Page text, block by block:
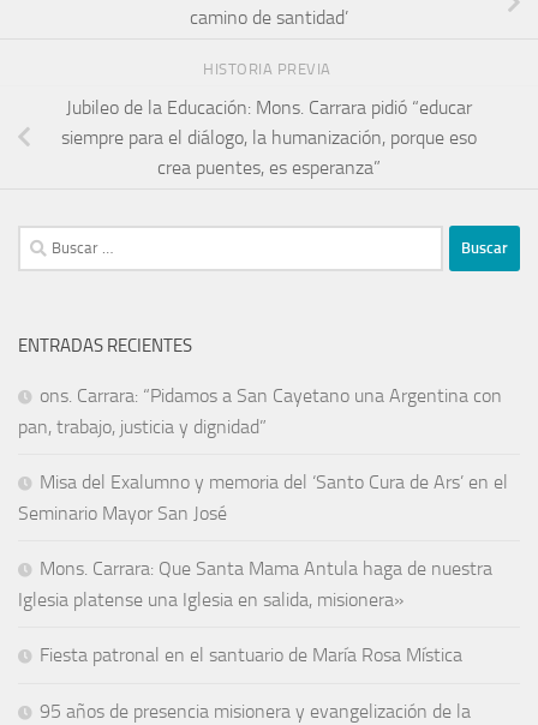
camino de santidad’
HISTORIA PREVIA
Jubileo de la Educación: Mons. Carrara pidió “educar
siempre para el diálogo, la humanización, porque eso
crea puentes, es esperanza”
ENTRADAS RECIENTES
ons. Carrara: “Pidamos a San Cayetano una Argentina con
pan, trabajo, justicia y dignidad”
Misa del Exalumno y memoria del ‘Santo Cura de Ars’ en el
Seminario Mayor San José
Mons. Carrara: Que Santa Mama Antula haga de nuestra
Iglesia platense una Iglesia en salida, misionera»
Fiesta patronal en el santuario de María Rosa Mística
95 años de presencia misionera y evangelización de la